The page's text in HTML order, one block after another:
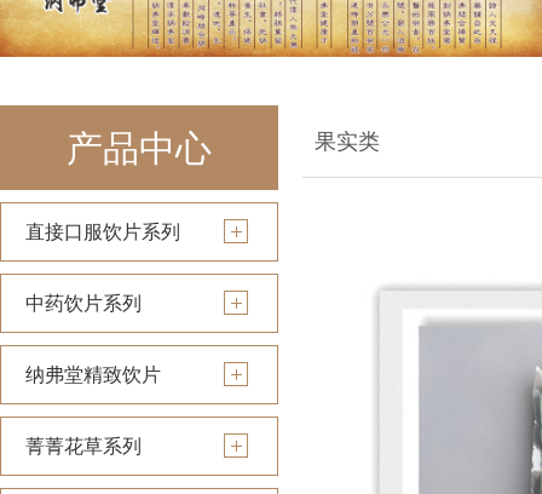
产品中心
直接口服饮片系列
中药饮片系列
纳弗堂精致饮片
菁菁花草系列
果实类